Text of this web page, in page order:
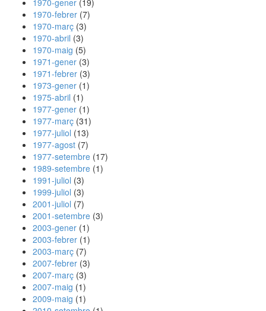
1970-gener (19)
1970-febrer (7)
1970-març (3)
1970-abril (3)
1970-maig (5)
1971-gener (3)
1971-febrer (3)
1973-gener (1)
1975-abril (1)
1977-gener (1)
1977-març (31)
1977-juliol (13)
1977-agost (7)
1977-setembre (17)
1989-setembre (1)
1991-juliol (3)
1999-juliol (3)
2001-juliol (7)
2001-setembre (3)
2003-gener (1)
2003-febrer (1)
2003-març (7)
2007-febrer (3)
2007-març (3)
2007-maig (1)
2009-maig (1)